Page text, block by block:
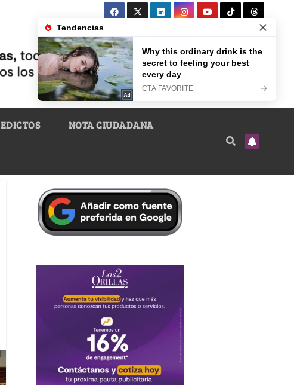
EDICTOS NOTA CIUDADANA